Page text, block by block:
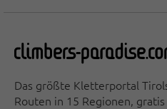
Das größte Kletterportal
Routen in 15 Regionen,